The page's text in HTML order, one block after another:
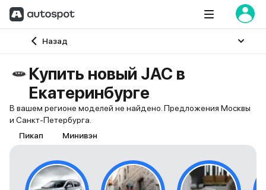
Назад
Главная
Купить новый JAC в
Екатеринбурге
В вашем регионе моделей не найдено. Предложения Москвы
и Санкт-Петербурга.
Пикап
Минивэн